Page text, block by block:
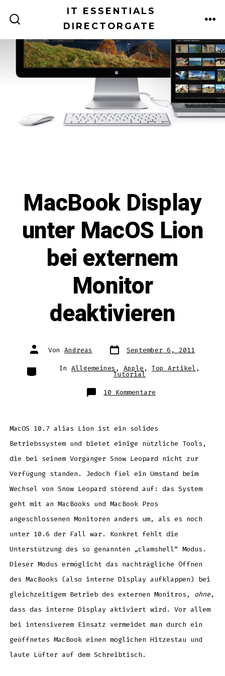
Inhalt
IT ESSENTIALS
DIRECTORGATE
MacBook Display
unter MacOS Lion
bei externem
Monitor
deaktivieren
Autor
des Von Andreas Datum
des
September 6, 2011
Kategorien
In Allgemeines , Apple , Top Artikel ,
Tutorial
10 Kommentare
MacBook
bei
Monitor
deaktivieren
MacOS 10.7 alias Lion ist ein solides
Betriebssystem und bietet einige nützliche Tools,
die bei seinem Vorgänger Snow Leopard nicht zur
Verfügung standen. Jedoch fiel ein Umstand beim
Wechsel von Snow Leopard störend auf: das System
geht mit an MacBooks und MacBook Pros
angeschlossenen Monitoren anders um, als es noch
unter 10.6 der Fall war. Konkret fehlt die
Unterstützung des so genannten „clamshell“ Modus.
Dieser Modus ermöglicht das nachträgliche Öffnen
des MacBooks (also interne Display aufklappen) bei
gleichzeitigem Betrieb des externen Monitros, ohne,
dass das interne Display aktiviert wird. Vor allem
bei intensiverem Einsatz vermeidet man durch ein
geöffnetes MacBook einen möglichen Hitzestau und
laute Lüfter auf dem Schreibtisch.